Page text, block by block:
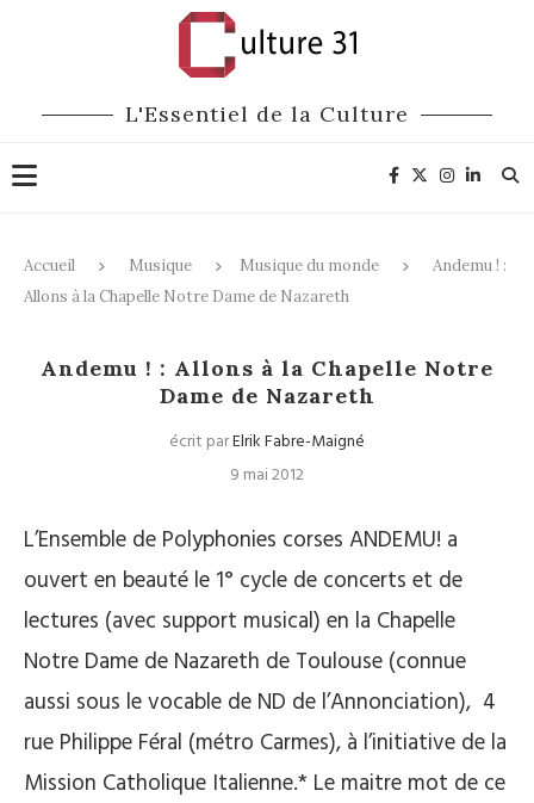
L'Essentiel de la Culture
Accueil Musique Musique du monde
Andemu ! :
Allons à la Chapelle Notre Dame de Nazareth
Musique du monde
Andemu ! : Allons à la Chapelle Notre
Dame de Nazareth
écrit parElrik Fabre-Maigné
9 mai 2012
L’Ensemble de Polyphonies corses ANDEMU! a
ouvert en beauté le 1° cycle de concerts et de
lectures (avec support musical) en la Chapelle
Notre Dame de Nazareth de Toulouse (connue
aussi sous le vocable de ND de l’Annonciation), 4
rue Philippe Féral (métro Carmes), à l’initiative de la
Mission Catholique Italienne.* Le maitre mot de ce